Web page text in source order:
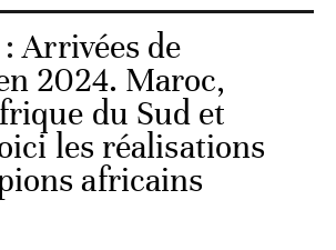
:Arrivées de
2024. Maroc,
du Sud et
les réalisations
africains